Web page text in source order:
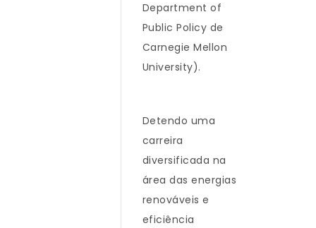
Department of
Public Policy de
Carnegie Mellon
University).
Detendo uma
carreira
diversificada na
área das energias
renováveis e
eficiência